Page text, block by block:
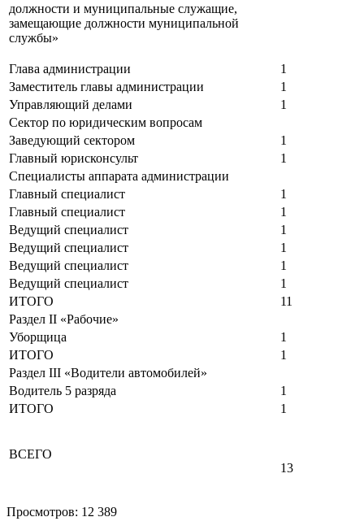
должности и муниципальные служащие,
замещающие должности муниципальной
службы»
Глава администрации
1
Заместитель главы администрации
1
Управляющий делами
1
Сектор по юридическим вопросам
Заведующий сектором
1
Главный юрисконсульт
1
Специалисты аппарата администрации
Главный специалист
1
Главный специалист
1
Ведущий специалист
1
Ведущий специалист
1
Ведущий специалист
1
Ведущий специалист
1
ИТОГО
11
Раздел II «Рабочие»
Уборщица
1
ИТОГО
1
Раздел III «Водители автомобилей»
Водитель 5 разряда
1
ИТОГО
1
ВСЕГО
13
Просмотров: 12 389